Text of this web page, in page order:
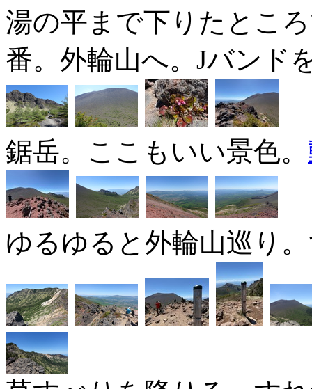
湯の平まで下りたとこ
番。外輪山へ。Jバンド
鋸岳。ここもいい景色。
ゆるゆると外輪山巡り